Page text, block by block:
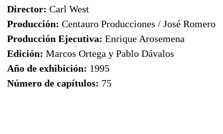
Director: Carl West
Producción: Centauro Producciones / José Romero
Producción Ejecutiva: Enrique Arosemena
Edición: Marcos Ortega y Pablo Dávalos
Año de exhibición: 1995
Número de capítulos: 75